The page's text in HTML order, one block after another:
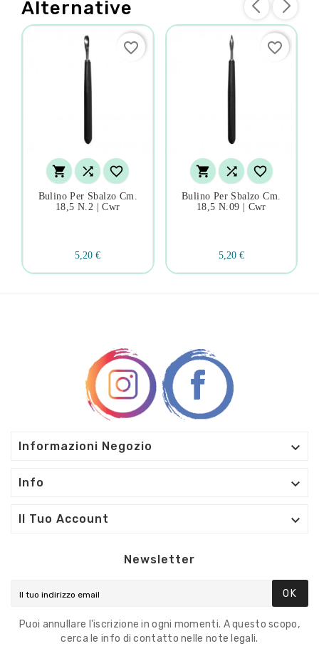
Alternative
  
Bulino Per Sbalzo Cm.
18,5 N.2 | Cwr
5,20 €
favorite_border
  
Bulino Per Sbalzo Cm.
18,5 N.09 | Cwr
5,20 €
favorite_border
Informazioni Negozio 
Info 
Il Tuo Account 
Newsletter
OK
Puoi annullare l'iscrizione in ogni momenti. A questo scopo,
cerca le info di contatto nelle note legali.